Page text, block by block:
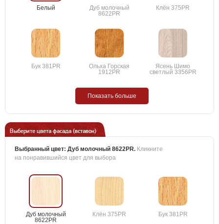
Белый
Дуб молочный
8622PR
Клён 375PR
Бук 381PR
Ольха Горская
1912PR
Ясень Шимо
светлый 3356PR
Показать больше
Выберите цвета фасада (вставок)
Выбранный цвет: Дуб молочный 8622PR. Кликните
на понравившийся цвет для выбора
Дуб молочный
8622PR
Клён 375PR Бук 381PR